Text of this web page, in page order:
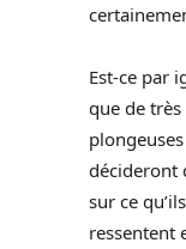
Est-ce par
que de
décideront
sur ce
ressentent